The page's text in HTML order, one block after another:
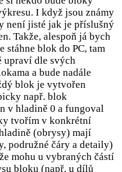
I když jsou známy
není jisté jak je příslušný
Takže, alespoň já bych
stáhne blok do PC, tam
upraví dle svých
a bude nadále
blok je vytvořen
např. blok
v hladině 0 a fungoval
tvořím v konkrétní
(obrysy) mají
podružné čáry a detaily)
mohu u vybraných částí
bloku (např. u dílů